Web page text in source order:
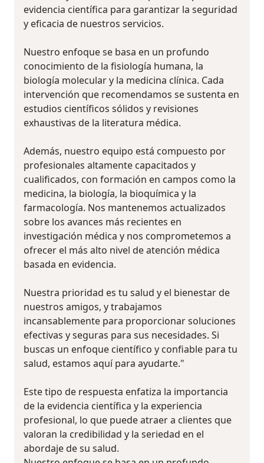
evidencia científica para garantizar la seguridad
y eficacia de nuestros servicios.
Nuestro enfoque se basa en un profundo
conocimiento de la fisiología humana, la
biología molecular y la medicina clínica. Cada
intervención que recomendamos se sustenta en
estudios científicos sólidos y revisiones
exhaustivas de la literatura médica.
Además, nuestro equipo está compuesto por
profesionales altamente capacitados y
cualificados, con formación en campos como la
medicina, la biología, la bioquímica y la
farmacología. Nos mantenemos actualizados
sobre los avances más recientes en
investigación médica y nos comprometemos a
ofrecer el más alto nivel de atención médica
basada en evidencia.
Nuestra prioridad es tu salud y el bienestar de
nuestros amigos, y trabajamos
incansablemente para proporcionar soluciones
efectivas y seguras para sus necesidades. Si
buscas un enfoque científico y confiable para tu
salud, estamos aquí para ayudarte."
Este tipo de respuesta enfatiza la importancia
de la evidencia científica y la experiencia
profesional, lo que puede atraer a clientes que
valoran la credibilidad y la seriedad en el
abordaje de su salud.